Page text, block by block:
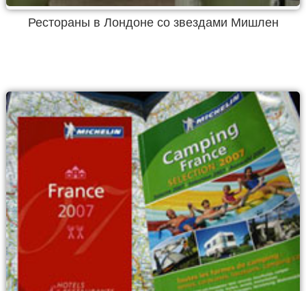
Рестораны в Лондоне со звездами Мишлен